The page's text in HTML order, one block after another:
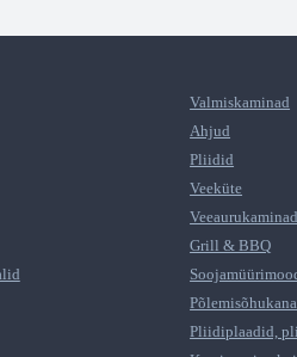
Valmiskaminad
Ahjud
Pliidid
Veeküte
Veeaurukaminad
Grill & BBQ
Pliidiplaadid,